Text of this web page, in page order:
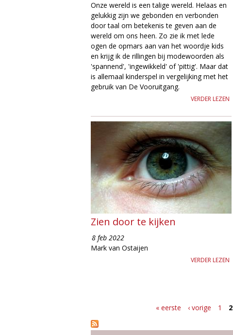
Onze wereld is een talige wereld. Helaas en
gelukkig zijn we gebonden en verbonden
door taal om betekenis te geven aan de
wereld om ons heen. Zo zie ik met lede
ogen de opmars aan van het woordje kids
en krijg ik de rillingen bij modewoorden als
'spannend', 'ingewikkeld' of 'pittig'. Maar dat
is allemaal kinderspel in vergelijking met het
gebruik van De Vooruitgang.
VERDER LEZEN
Zien door te kijken
8 feb 2022
Mark van Ostaijen
VERDER LEZEN
a
« eerste ‹ vorige 1 2